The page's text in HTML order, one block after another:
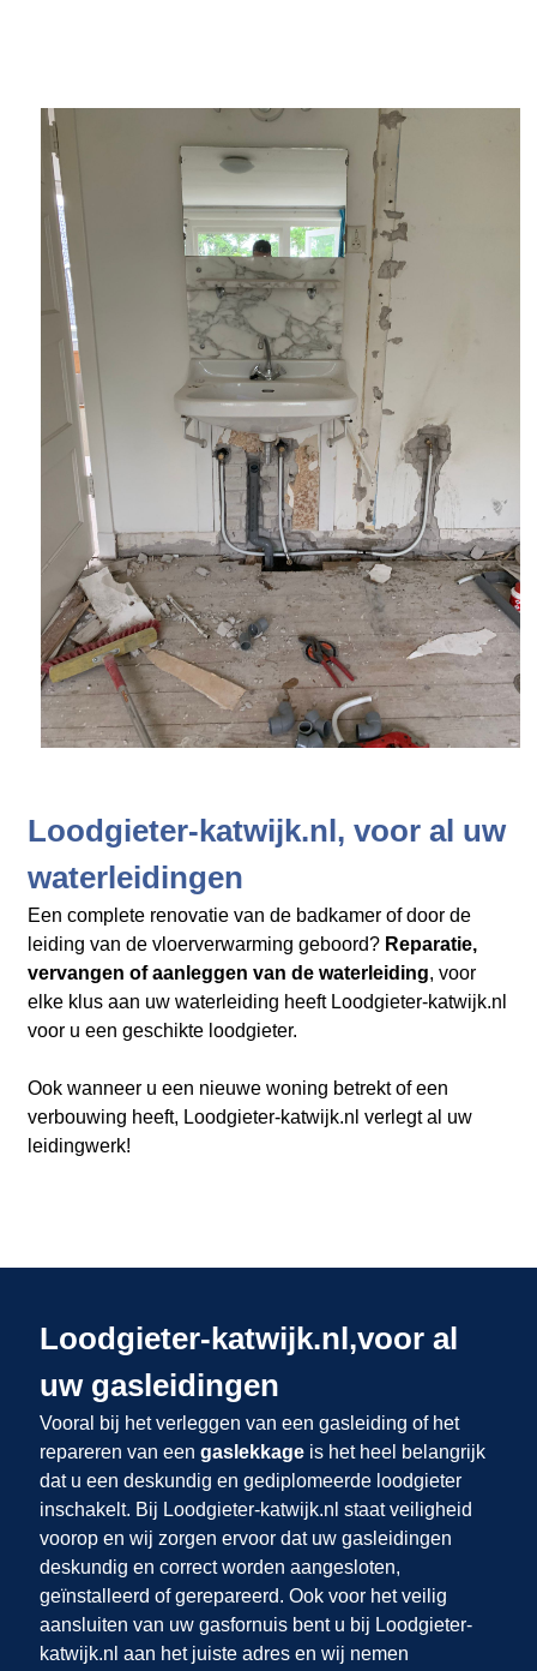
Loodgieter-katwijk.nl, voor al uw
waterleidingen
Een complete renovatie van de badkamer of door de
leiding van de vloerverwarming geboord? Reparatie,
vervangen of aanleggen van de waterleiding, voor
elke klus aan uw waterleiding heeft Loodgieter-katwijk.nl​​​​​​​
voor u een geschikte loodgieter.
Ook wanneer u een nieuwe woning betrekt of een
verbouwing heeft, Loodgieter-katwijk.nl verlegt al uw
leidingwerk!
Loodgieter-katwijk.nl,voor al
uw gasleidingen
Vooral bij het verleggen van een gasleiding of het
repareren van een gaslekkageis het heel belangrijk
dat u een deskundig en gediplomeerde loodgieter
inschakelt. Bij Loodgieter-katwijk.nl staat veiligheid
voorop en wij zorgen ervoor dat uw gasleidingen
deskundig en correct worden aangesloten,
geïnstalleerd of gerepareerd. Ook voor het veilig
aansluiten van uw gasfornuis bent u bij Loodgieter-
katwijk.nl aan het juiste adres en wij nemen